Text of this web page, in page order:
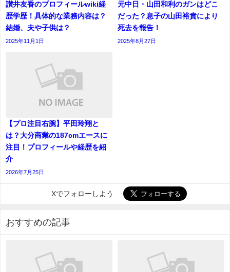
讃井友香のプロフィールwiki経
歴学歴！具体的な業務内容は？
結婚、夫や子供は？
2025年11月1日
元中日・山田和利のガンはどこ
だった？息子の山田裕貴により
死去を報告！
2025年8月27日
【プロ注目右腕】平田玲翔と
は？大分商業の187cmエースに
注目！プロフィールや経歴を紹
介
2026年7月25日
Xでフォローしよう
おすすめの記事